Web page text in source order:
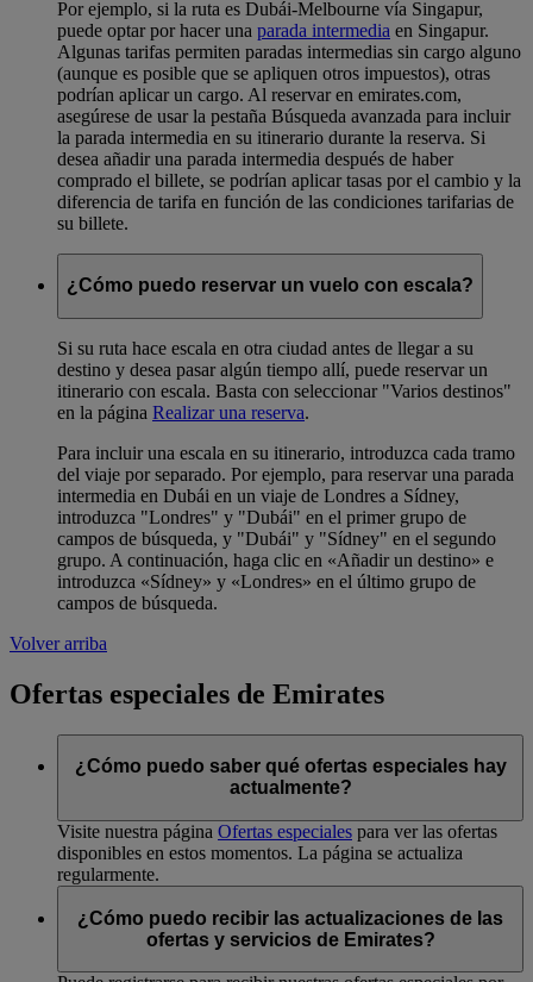
Por ejemplo, si la ruta es Dubái-Melbourne vía Singapur,
puede optar por hacer una parada intermedia en Singapur.
Algunas tarifas permiten paradas intermedias sin cargo alguno
(aunque es posible que se apliquen otros impuestos), otras
podrían aplicar un cargo. Al reservar en emirates.com,
asegúrese de usar la pestaña Búsqueda avanzada para incluir
la parada intermedia en su itinerario durante la reserva. Si
desea añadir una parada intermedia después de haber
comprado el billete, se podrían aplicar tasas por el cambio y la
diferencia de tarifa en función de las condiciones tarifarias de
su billete.
¿Cómo puedo reservar un vuelo con escala?
Si su ruta hace escala en otra ciudad antes de llegar a su
destino y desea pasar algún tiempo allí, puede reservar un
itinerario con escala. Basta con seleccionar "Varios destinos"
en la página Realizar una reserva.
Para incluir una escala en su itinerario, introduzca cada tramo
del viaje por separado. Por ejemplo, para reservar una parada
intermedia en Dubái en un viaje de Londres a Sídney,
introduzca "Londres" y "Dubái" en el primer grupo de
campos de búsqueda, y "Dubái" y "Sídney" en el segundo
grupo. A continuación, haga clic en «Añadir un destino» e
introduzca «Sídney» y «Londres» en el último grupo de
campos de búsqueda.
Volver arriba
Ofertas especiales de Emirates
¿Cómo puedo saber qué ofertas especiales hay
actualmente?
Visite nuestra página Ofertas especiales para ver las ofertas
disponibles en estos momentos. La página se actualiza
regularmente.
¿Cómo puedo recibir las actualizaciones de las
ofertas y servicios de Emirates?